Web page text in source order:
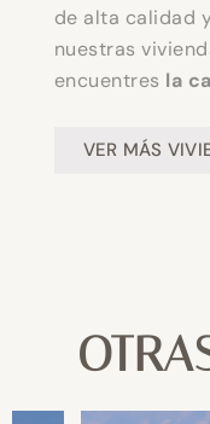
de alta calidad
nuestras
encuentres la
VER MÁS